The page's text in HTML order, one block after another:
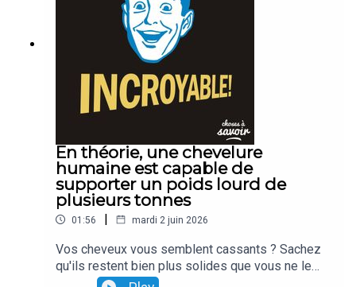
En théorie, une chevelure
humaine est capable de
supporter un poids lourd de
plusieurs tonnes
01:56 | mardi 2 juin 2026
Vos cheveux vous semblent cassants ? Sachez
qu'ils restent bien plus solides que vous ne le
croyez ! La preuve : à eux seuls, ils seraient en